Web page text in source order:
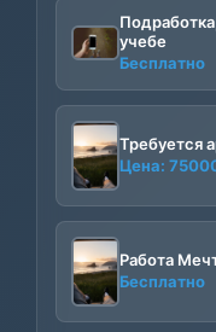
учебе
Бесплатно
Требуется
Цена:
Работа
Бесплатно